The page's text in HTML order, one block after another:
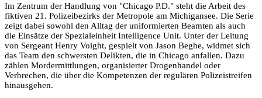
Im Zentrum der Handlung von "Chicago P.D." steht die Arbeit des
fiktiven 21. Polizeibezirks der Metropole am Michigansee. Die Serie
zeigt dabei sowohl den Alltag der uniformierten Beamten als auch
die Einsätze der Spezialeinheit Intelligence Unit. Unter der Leitung
von Sergeant Henry Voight, gespielt von Jason Beghe, widmet sich
das Team den schwersten Delikten, die in Chicago anfallen. Dazu
zählen Mordermittlungen, organisierter Drogenhandel oder
Verbrechen, die über die Kompetenzen der regulären Polizeistreifen
hinausgehen.